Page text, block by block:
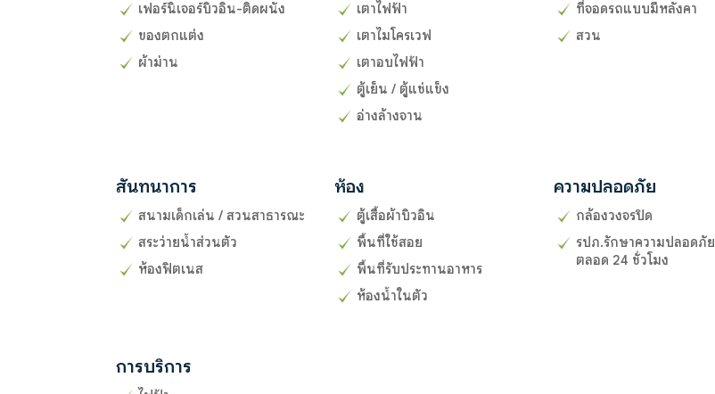
เฟอร์นิเจอร์บิวอิน-ติดผนัง
ของตกแต่ง
ผ้าม่าน
เตาไฟฟ้า
เตาไมโครเวฟ
เตาอบไฟฟ้า
ตู้เย็น / ตู้แช่แข็ง
อ่างล้างจาน
ที่จอดรถแบบมีหลังคา
สวน
สันทนาการ
สนามเด็กเล่น / สวนสาธารณะ
สระว่ายน้ำส่วนตัว
ห้องฟิตเนส
ห้อง
ตู้เสื้อผ้าบิวอิน
พื้นที่ใช้สอย
พื้นที่รับประทานอาหาร
ห้องน้ำในตัว
ความปลอดภัย
กล้องวงจรปิด
รปภ.รักษาความปลอดภัย
ตลอด 24 ชั่วโมง
การบริการ